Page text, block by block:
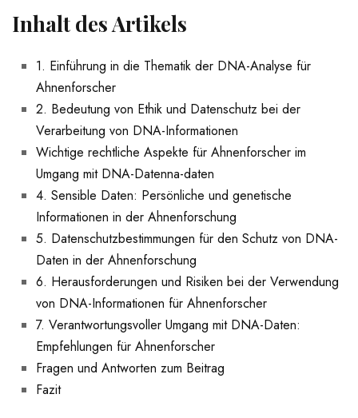
Inhalt des Artikels
1. Einführung in die Thematik der DNA-Analyse für
Ahnenforscher
2. Bedeutung von Ethik und Datenschutz bei der
Verarbeitung von DNA-Informationen
Wichtige rechtliche Aspekte für Ahnenforscher im
Umgang mit DNA-Datenna-daten
4. Sensible Daten: Persönliche und genetische
Informationen in der Ahnenforschung
5. Datenschutzbestimmungen für den Schutz von DNA-
Daten in der Ahnenforschung
6. Herausforderungen und Risiken bei der Verwendung
von DNA-Informationen für Ahnenforscher
7. Verantwortungsvoller Umgang mit DNA-Daten:
Empfehlungen für Ahnenforscher
Fragen und Antworten zum Beitrag
Fazit